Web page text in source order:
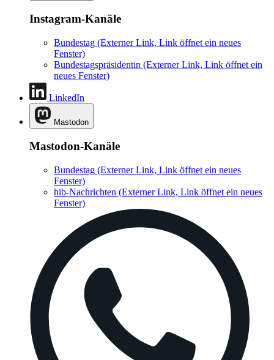
Instagram-Kanäle
Bundestag (Externer Link, Link öffnet ein neues
Fenster)
Bundestagspräsidentin (Externer Link, Link öffnet ein
neues Fenster)
LinkedIn
Mastodon
Mastodon-Kanäle
Bundestag (Externer Link, Link öffnet ein neues
Fenster)
hib-Nachrichten (Externer Link, Link öffnet ein neues
Fenster)